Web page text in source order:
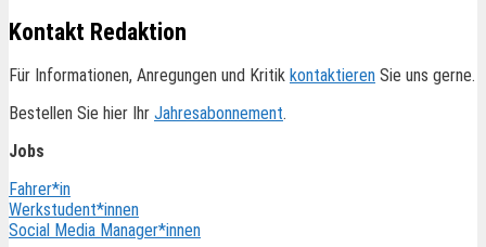
Kontakt Redaktion
Für Informationen, Anregungen und Kritik kontaktieren Sie uns gerne.
Bestellen Sie hier Ihr Jahresabonnement.
Jobs
Fahrer*in
Werkstudent*innen
Social Media Manager*innen